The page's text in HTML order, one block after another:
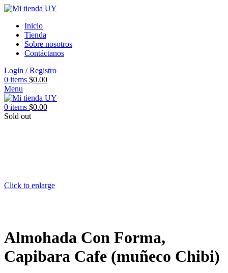
Inicio
Tienda
Sobre nosotros
Contáctanos
Login / Registro
0 items $0.00
Menu
0 items $0.00
Sold out
Click to enlarge
Almohada Con Forma,
Capibara Cafe (muñeco Chibi)